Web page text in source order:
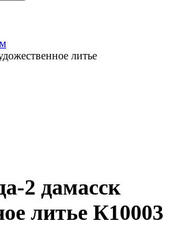
литье
2 дамасск
литье К10003